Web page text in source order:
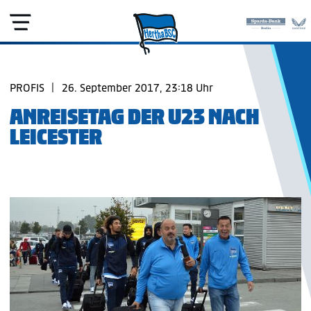
PROFIS 26. September 2017, 23:18 Uhr
ANREISETAG DER U23 NACH
LEICESTER